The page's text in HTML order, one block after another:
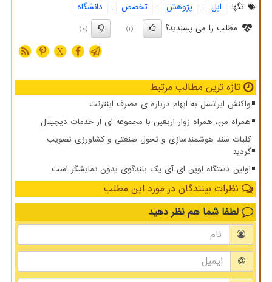
تگها:
اپل , پژوهش , تخصص ,
دانشگاه
مطلب را می پسندید؟
(1)
(0)
X
تازه ترین مطالب مرتبط
واکنش ایرانسل به ابهام درباره ی مصرف اینترنت
همراه من، همراه زوار اربعین با مجموعه ای از خدمات دیجیتال
کلیات سند هوشمندسازی و تحول صنعتی و کشاورزی تصویب
گردید
اولین دستگاه اوپن ای آی یک بلندگوی بدون نمایشگر است
نظرات بینندگان در مورد این مطلب
لطفا شما هم نظر دهید